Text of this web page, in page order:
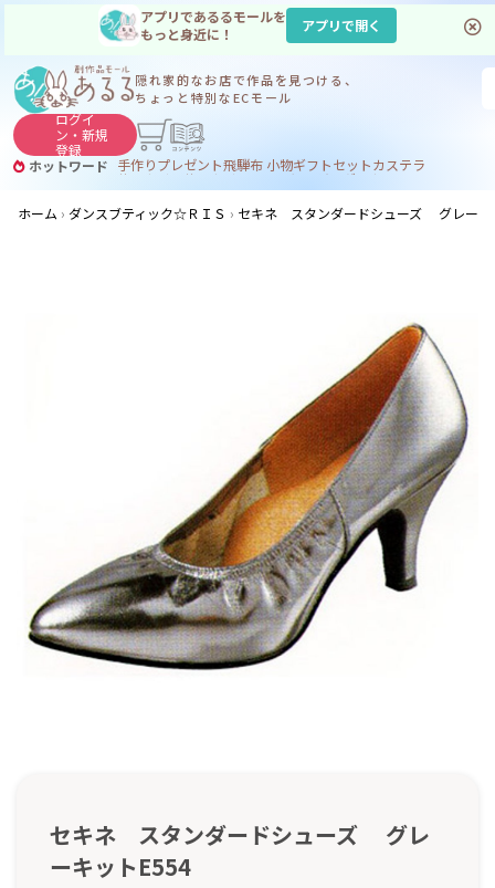
アプリであるるモールを
もっと身近に！
アプリで開く
隠れ家的なお店で作品を見つける、
ちょっと特別なECモール
ログイ
ン・新規
登録
ホットワード 手作りプレゼント飛騨布 小物ギフトセットカステラ
サヌカイト コーヒー
ジンギスカン
ホーム
ダンスブティック☆ＲＩＳ セキネ スタンダードシューズ グレーキ
セキネ スタンダードシューズ グレ
ーキットE554